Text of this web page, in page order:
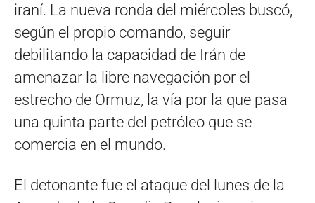
iraní. La nueva ronda del miércoles buscó,
según el propio comando, seguir
debilitando la capacidad de Irán de
amenazar la libre navegación por el
estrecho de Ormuz, la vía por la que pasa
una quinta parte del petróleo que se
comercia en el mundo.
El detonante fue el ataque del lunes de la